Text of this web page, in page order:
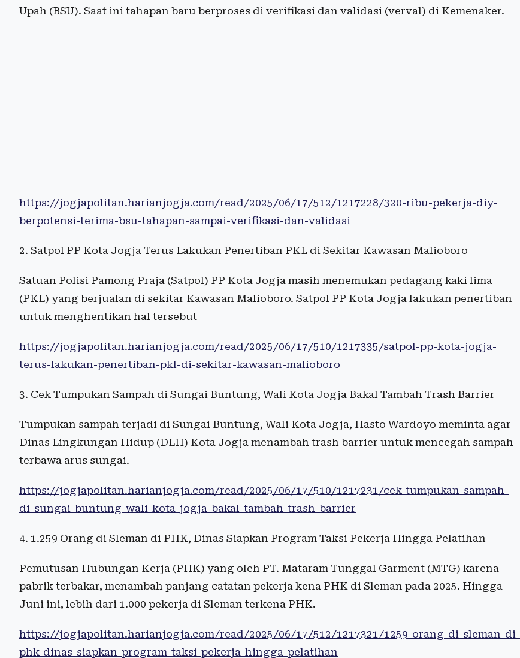
Upah (BSU). Saat ini tahapan baru berproses di verifikasi dan validasi (verval) di Kemenaker.
https://jogjapolitan.harianjogja.com/read/2025/06/17/512/1217228/320-ribu-pekerja-diy-
berpotensi-terima-bsu-tahapan-sampai-verifikasi-dan-validasi
2. Satpol PP Kota Jogja Terus Lakukan Penertiban PKL di Sekitar Kawasan Malioboro
Satuan Polisi Pamong Praja (Satpol) PP Kota Jogja masih menemukan pedagang kaki lima
(PKL) yang berjualan di sekitar Kawasan Malioboro. Satpol PP Kota Jogja lakukan penertiban
untuk menghentikan hal tersebut
https://jogjapolitan.harianjogja.com/read/2025/06/17/510/1217335/satpol-pp-kota-jogja-
terus-lakukan-penertiban-pkl-di-sekitar-kawasan-malioboro
3. Cek Tumpukan Sampah di Sungai Buntung, Wali Kota Jogja Bakal Tambah Trash Barrier
Tumpukan sampah terjadi di Sungai Buntung, Wali Kota Jogja, Hasto Wardoyo meminta agar
Dinas Lingkungan Hidup (DLH) Kota Jogja menambah trash barrier untuk mencegah sampah
terbawa arus sungai.
https://jogjapolitan.harianjogja.com/read/2025/06/17/510/1217231/cek-tumpukan-sampah-
di-sungai-buntung-wali-kota-jogja-bakal-tambah-trash-barrier
4. 1.259 Orang di Sleman di PHK, Dinas Siapkan Program Taksi Pekerja Hingga Pelatihan
Pemutusan Hubungan Kerja (PHK) yang oleh PT. Mataram Tunggal Garment (MTG) karena
pabrik terbakar, menambah panjang catatan pekerja kena PHK di Sleman pada 2025. Hingga
Juni ini, lebih dari 1.000 pekerja di Sleman terkena PHK.
https://jogjapolitan.harianjogja.com/read/2025/06/17/512/1217321/1259-orang-di-sleman-di-
phk-dinas-siapkan-program-taksi-pekerja-hingga-pelatihan